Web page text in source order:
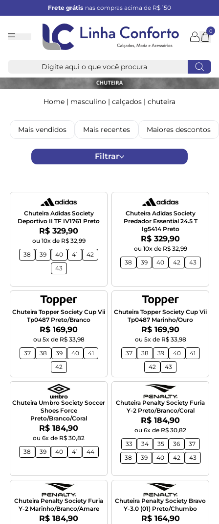
Frete grátis nas compras acima de R$ 150
Linha
0
Home | masculino | calçados | chuteira
Mais vendidos Mais recentes Maiores descontos
Filtrar
Chuteira Adidas Society
Deportivo II TF IV1761 Preto
Por:
R$ 329,90
ou 10x de R$ 32,99
38
39 40 41
42
43
Chuteira Adidas Society
Predador Essential 24.5 T
Ig5414 Preto
Por:
R$ 329,90
ou 10x de R$ 32,99
38
39 40 42 43
Chuteira Topper Society Cup Vii
Tp0487 Preto/Branco
Por:
R$ 169,90
ou 5x de R$ 33,98
37
38 39 40
41
42
Chuteira Topper Society Cup Vii
Tp0487 Marinho/Ouro
Por:
R$ 169,90
ou 5x de R$ 33,98
37
38 39 40
41
42
43
Chuteira Umbro Society Soccer
Shoes Force
Preto/Branco/Coral
Por:
R$ 184,90
ou 6x de R$ 30,82
38
39 40 41 44
Chuteira Penalty Society Furia
Y-2 Preto/Branco/Coral
Por:
R$ 184,90
ou 6x de R$ 30,82
33
34 35 36
37
38
39 40 42 43
Chuteira Penalty Society Furia
Y-2 Marinho/Branco/Amare
Por:
R$ 184,90
Chuteira Penalty Society Bravo
Y-3.0 (01) Preto/Chumbo
Por:
R$ 164,90